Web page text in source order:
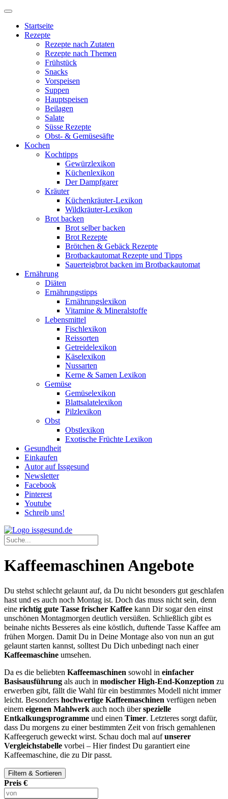
Startseite
Rezepte
Rezepte nach Zutaten
Rezepte nach Themen
Frühstück
Snacks
Vorspeisen
Suppen
Hauptspeisen
Beilagen
Salate
Süsse Rezepte
Obst- & Gemüsesäfte
Kochen
Kochtipps
Gewürzlexikon
Küchenlexikon
Der Dampfgarer
Kräuter
Küchenkräuter-Lexikon
Wildkräuter-Lexikon
Brot backen
Brot selber backen
Brot Rezepte
Brötchen & Gebäck Rezepte
Brotbackautomat Rezepte und Tipps
Sauerteigbrot backen im Brotbackautomat
Ernährung
Diäten
Ernährungstipps
Ernährungslexikon
Vitamine & Mineralstoffe
Lebensmittel
Fischlexikon
Reissorten
Getreidelexikon
Käselexikon
Nussarten
Kerne & Samen Lexikon
Gemüse
Gemüselexikon
Blattsalatelexikon
Pilzlexikon
Obst
Obstlexikon
Exotische Früchte Lexikon
Gesundheit
Einkaufen
Autor auf Issgesund
Newsletter
Facebook
Pinterest
Youtube
Schreib uns!
Kaffeemaschinen Angebote
Du stehst schlecht gelaunt auf, da Du nicht besonders gut geschlafen
hast und es auch noch Montag ist. Doch das muss nicht sein, denn
eine richtig gute Tasse frischer Kaffee kann Dir sogar den einst
unschönen Montagmorgen deutlich versüßen. Schließlich gibt es
beinahe nichts Besseres als eine köstlich, duftende Tasse Kaffee am
frühen Morgen. Damit Du in Deine Montage also von nun an gut
gelaunt starten kannst, solltest Du Dich unbedingt nach einer
Kaffeemaschine umsehen.
Da es die beliebten Kaffeemaschinen sowohl in einfacher
Basisausführung als auch in modischer High-End-Konzeption zu
erwerben gibt, fällt die Wahl für ein bestimmtes Modell nicht immer
leicht. Besonders hochwertige Kaffeemaschinen verfügen neben
einem eigenen Mahlwerk auch noch überspezielle
Entkalkungsprogramme und einen Timer. Letzteres sorgt dafür,
dass Du morgens zu einer bestimmten Zeit von frisch gemahlenen
Kaffeegeruch geweckt wirst. Schau doch mal aufunserer
Vergleichstabelle vorbei – Hier findest Du garantiert eine
Kaffeemaschine, die zu Dir passt.
Filtern & Sortieren
Preis €